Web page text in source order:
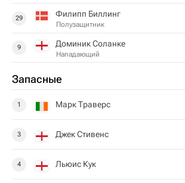
29 Филипп Биллинг
Полузащитник
9 Доминик Соланке
Нападающий
Запасные
1 Марк Траверс
3 Джек Стивенс
4 Льюис Кук